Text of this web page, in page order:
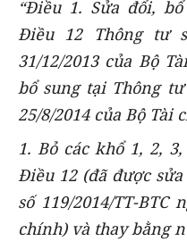
“Điều 1. Sửa đổi,
Điều 12 Thông tư
31/12/2013 của Bộ
bổ sung tại Thông tư
25/8/2014 của Bộ Tài
1. Bỏ các khổ 1, 2,
Điều 12 (đã được
số 119/2014/TT-BTC
chính) và thay bằng